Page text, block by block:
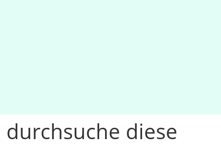
durchsuche diese